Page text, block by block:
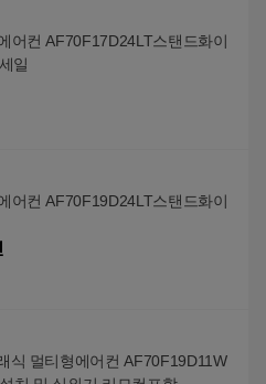
어컨 AF70F17D24LT스탠드화이
일
어컨 AF70F19D24LT스탠드화이
식 멀티형에어컨 AF70F19D11W